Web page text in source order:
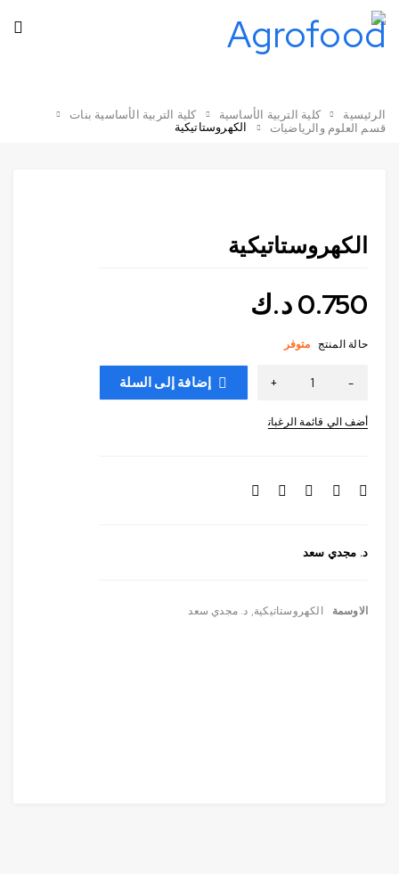
الرئيسية كلية التربية الأساسية
كلية التربية الأساسية بنات
قسم العلوم والرياضيات
الكهروستاتيكية
الكهروستاتيكية
د. مجدي سعد
0.750د.ك
حالة المنتج متوفر
إضافة إلى السلة
الاوسمة الكهروستاتيكية, د. مجدي سعد